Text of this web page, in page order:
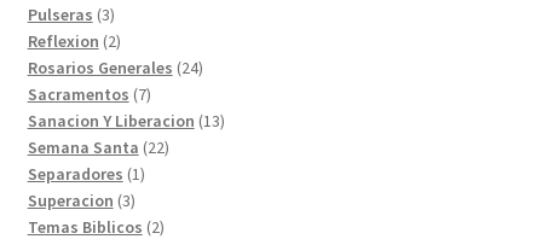
productos
Pulseras 33
productos
Reflexion 22
productos
Rosarios Generales 2424
Sacramentos 77
productos
Sanacion Y Liberacion 1313
Semana Santa 2222
Separadores 11
Superacion 33
productos
Temas Biblicos 22